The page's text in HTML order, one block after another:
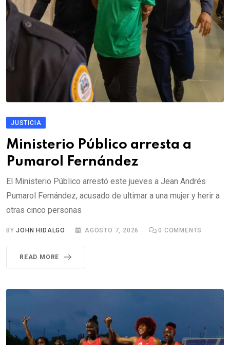
JUSTICIA
Ministerio Público arresta a
Pumarol Fernández
El Ministerio Público arrestó este jueves a Jean Andrés
Pumarol Fernández, acusado de ultimar a una mujer y herir a
otras cinco personas
BYJOHN HIDALGO AGOSTO 7, 2026 0 COMMENTS
READ MORE